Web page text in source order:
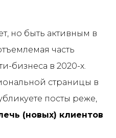
но быть активным в
часть
бизнеса в 2020-х.
страницы в
посты реже,
(новых) клиентов